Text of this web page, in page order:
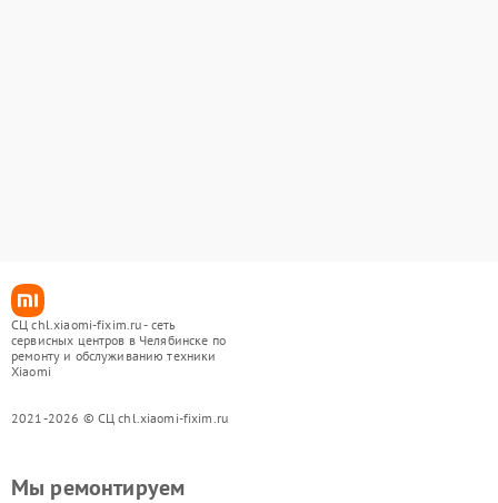
СЦ chl.xiaomi-fixim.ru - сеть
сервисных центров в Челябинске по
ремонту и обслуживанию техники
Xiaomi
2021-2026 © СЦ chl.xiaomi-fixim.ru
Мы ремонтируем